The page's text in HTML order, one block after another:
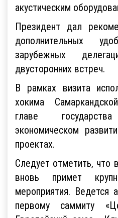
акустическим
Президент дал
дополнительных
зарубежных
двусторонних встреч.
В рамках визита
хокима
главе
экономическом
проектах.
Следует отметить, что
вновь примет
мероприятия. Ведется
первому саммиту